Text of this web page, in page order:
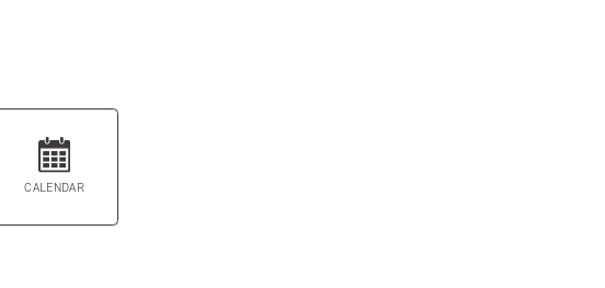
CALENDAR